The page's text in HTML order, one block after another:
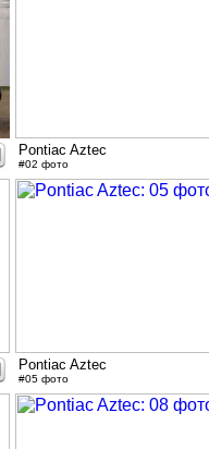
Pontiac Aztec
#02 фото
Pontiac Aztec
#05 фото